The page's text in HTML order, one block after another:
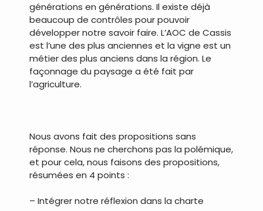
générations en générations. Il existe déjà
beaucoup de contrôles pour pouvoir
développer notre savoir faire. L’AOC de Cassis
est l’une des plus anciennes et la vigne est un
métier des plus anciens dans la région. Le
façonnage du paysage a été fait par
l’agriculture.
Nous avons fait des propositions sans
réponse. Nous ne cherchons pas la polémique,
et pour cela, nous faisons des propositions,
résumées en 4 points :
– Intégrer notre réflexion dans la charte